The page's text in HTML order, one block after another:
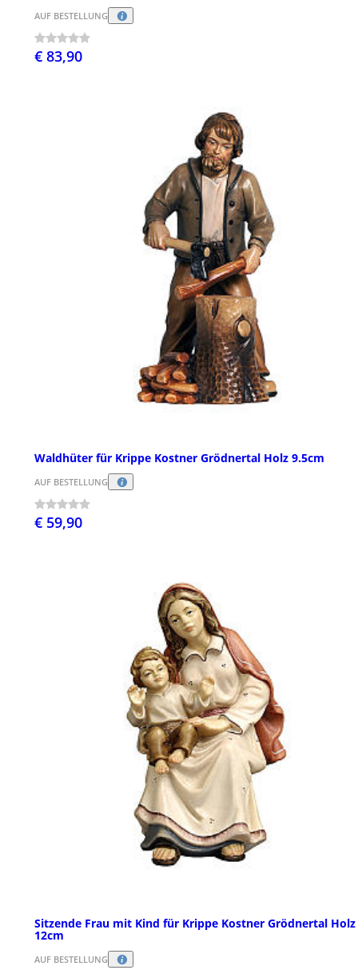
AUF BESTELLUNG
€ 83,90
Waldhüter für Krippe Kostner Grödnertal Holz 9.5cm
AUF BESTELLUNG
€ 59,90
Sitzende Frau mit Kind für Krippe Kostner Grödnertal Holz
12cm
AUF BESTELLUNG